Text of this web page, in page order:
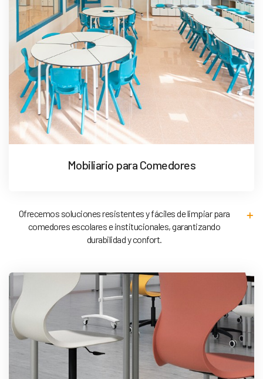
Mobiliario para Comedores
Ofrecemos soluciones resistentes y fáciles de limpiar para
comedores escolares e institucionales, garantizando
durabilidad y confort.